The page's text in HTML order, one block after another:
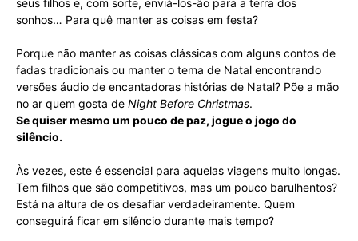
seus filhos e, com sorte, enviá-los-ão para a terra dos
sonhos… Para quê manter as coisas em festa?
Porque não manter as coisas clássicas com alguns contos de
fadas tradicionais ou manter o tema de Natal encontrando
versões áudio de encantadoras histórias de Natal? Põe a mão
no ar quem gosta de Night Before Christmas.
Se quiser mesmo um pouco de paz, jogue o jogo do
silêncio.
Às vezes, este é essencial para aquelas viagens muito longas.
Tem filhos que são competitivos, mas um pouco barulhentos?
Está na altura de os desafiar verdadeiramente. Quem
conseguirá ficar em silêncio durante mais tempo?